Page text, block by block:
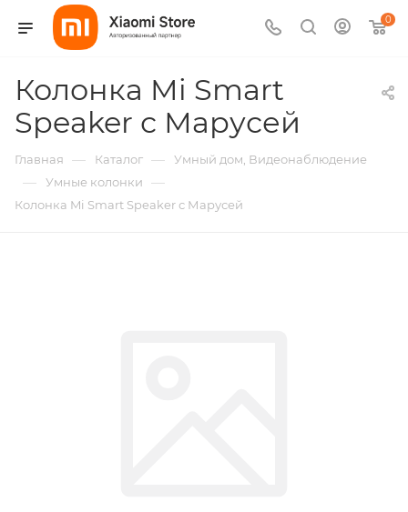
0
Колонка Mi Smart
Speaker с Марусей
Главная — Каталог — Умный дом, Видеонаблюдение
— Умные колонки —
Колонка Mi Smart Speaker с Марусей